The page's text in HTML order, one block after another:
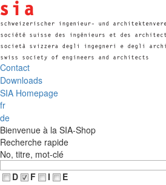
Contact
Downloads
SIA Homepage
fr
de
Bienvenue à la SIA-Shop
Recherche rapide
No, titre, mot-clé
D
F I
E